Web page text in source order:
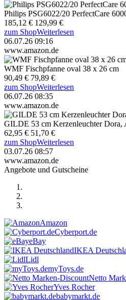
Philips PSG6022/20 PerfectCare
185,12 € 129,99 €
zum ShopWeiterlesen
06.07.26 09:16
www.amazon.de
WMF Fischpfanne oval 38 x 26 cm
90,49 € 79,89 €
zum ShopWeiterlesen
06.07.26 08:35
www.amazon.de
GILDE 53 cm Kerzenleuchter Dora,
62,95 € 51,70 €
zum ShopWeiterlesen
03.07.26 08:57
www.amazon.de
Angebote und Gutscheine
Amazon
Cyberport.de
eBay
IKEA
Lidl
myToys.de
Netto
Yves Rocher
babymarkt.de